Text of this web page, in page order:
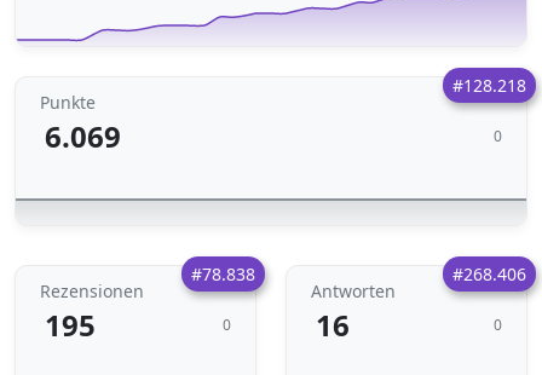
#128.218
Punkte
6.069 0
#78.838
Rezensionen
195 0
#268.406
Antworten
16 0